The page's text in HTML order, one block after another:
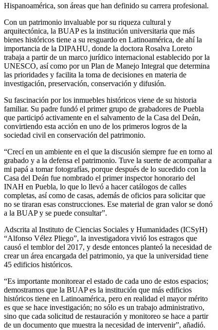
Hispanoamérica, son áreas que han definido su carrera profesional.
Con un patrimonio invaluable por su riqueza cultural y
arquitectónica, la BUAP es la institución universitaria que más
bienes históricos tiene a su resguardo en Latinoamérica, de ahí la
importancia de la DIPAHU, donde la doctora Rosalva Loreto
trabaja a partir de un marco jurídico internacional establecido por la
UNESCO, así como por un Plan de Manejo Integral que determina
las prioridades y facilita la toma de decisiones en materia de
investigación, preservación, conservación y difusión.
Su fascinación por los inmuebles históricos viene de su historia
familiar. Su padre fundó el primer grupo de grabadores de Puebla
que participó activamente en el salvamento de la Casa del Deán,
convirtiendo esta acción en uno de los primeros logros de la
sociedad civil en conservación del patrimonio.
“Crecí en un ambiente en el que la discusión siempre fue en torno al
grabado y a la defensa el patrimonio. Tuve la suerte de acompañar a
mi papá a tomar fotografías, porque después de lo sucedido con la
Casa del Deán fue nombrado el primer inspector honorario del
INAH en Puebla, lo que lo llevó a hacer catálogos de calles
completas, así como de casas, además de oficios para solicitar que
no se tiraran esas construcciones. Ese material de gran valor se donó
a la BUAP y se puede consultar”.
Adscrita al Instituto de Ciencias Sociales y Humanidades (ICSyH)
“Alfonso Vélez Pliego”, la investigadora vivió los estragos que
causó el temblor del 2017, y desde entonces planteó la necesidad de
crear un área encargada del patrimonio, ya que la universidad tiene
45 edificios históricos.
“Es importante monitorear el estado de cada uno de estos espacios;
demostramos que la BUAP es la institución que más edificios
históricos tiene en Latinoamérica, pero en realidad el mayor mérito
es que se hace investigación; no sólo es un trabajo administrativo,
sino que cada solicitud de restauración y monitoreo se hace a partir
de un documento que muestra la necesidad de intervenir”, añadió.